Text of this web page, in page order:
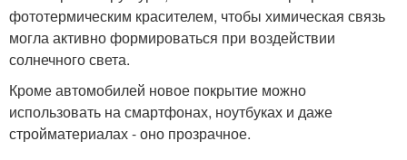
фототермическим красителем, чтобы химическая связь
могла активно формироваться при воздействии
солнечного света.
Кроме автомобилей новое покрытие можно
использовать на смартфонах, ноутбуках и даже
стройматериалах - оно прозрачное.